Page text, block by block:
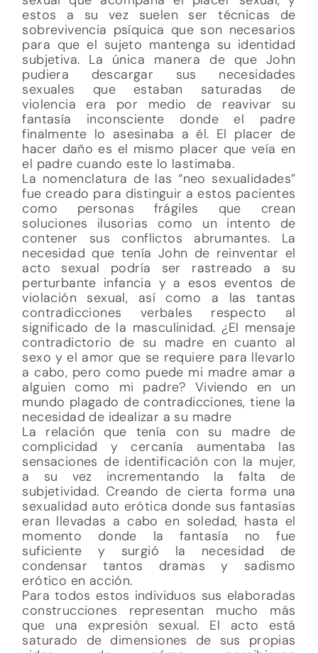
estos a su vez suelen ser técnicas de
sobrevivencia psíquica que son necesarios
para que el sujeto mantenga su identidad
subjetiva. La única manera de que John
pudiera descargar sus necesidades
sexuales que estaban saturadas de
violencia era por medio de reavivar su
fantasía inconsciente donde el padre
finalmente lo asesinaba a él. El placer de
hacer daño es el mismo placer que veía en
el padre cuando este lo lastimaba.
La nomenclatura de las “neo sexualidades”
fue creado para distinguir a estos pacientes
como personas frágiles que crean
soluciones ilusorias como un intento de
contener sus conflictos abrumantes. La
necesidad que tenía John de reinventar el
acto sexual podría ser rastreado a su
perturbante infancia y a esos eventos de
violación sexual, así como a las tantas
contradicciones verbales respecto al
significado de la masculinidad. ¿El mensaje
contradictorio de su madre en cuanto al
sexo y el amor que se requiere para llevarlo
a cabo, pero como puede mi madre amar a
alguien como mi padre? Viviendo en un
mundo plagado de contradicciones, tiene la
necesidad de idealizar a su madre
La relación que tenía con su madre de
complicidad y cercanía aumentaba las
sensaciones de identificación con la mujer,
a su vez incrementando la falta de
subjetividad. Creando de cierta forma una
sexualidad auto erótica donde sus fantasías
eran llevadas a cabo en soledad, hasta el
momento donde la fantasía no fue
suficiente y surgió la necesidad de
condensar tantos dramas y sadismo
erótico en acción.
Para todos estos individuos sus elaboradas
construcciones representan mucho más
que una expresión sexual. El acto está
saturado de dimensiones de sus propias